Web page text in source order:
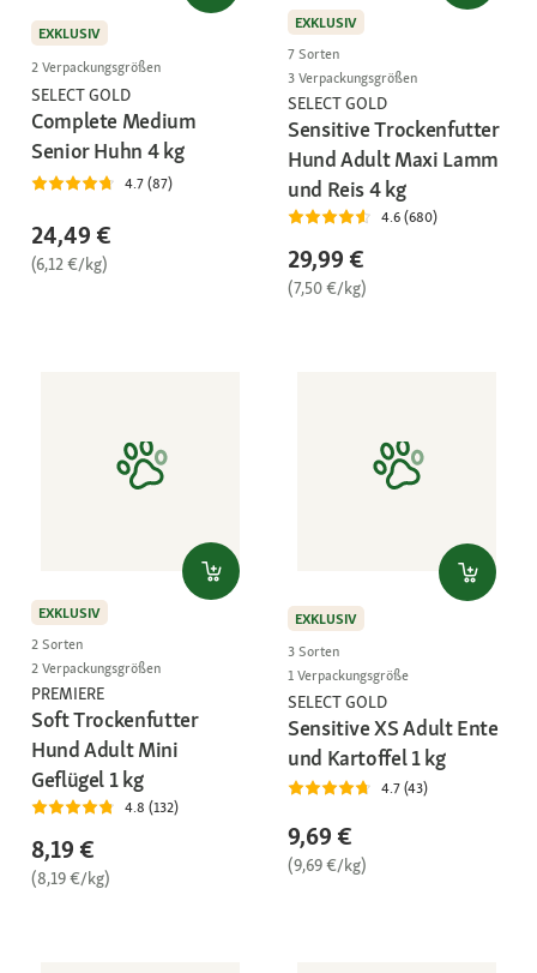
EXKLUSIV
2 Verpackungsgrößen
SELECT GOLD
Complete Medium
Senior Huhn 4 kg
4.7 (87)
24,49 €
(6,12 €/kg)
EXKLUSIV
7 Sorten
3 Verpackungsgrößen
SELECT GOLD
Sensitive Trockenfutter
Hund Adult Maxi Lamm
und Reis 4 kg
4.6 (680)
29,99 €
(7,50 €/kg)
EXKLUSIV
2 Sorten
2 Verpackungsgrößen
PREMIERE
Soft Trockenfutter
Hund Adult Mini
Geflügel 1 kg
4.8 (132)
8,19 €
(8,19 €/kg)
EXKLUSIV
3 Sorten
1 Verpackungsgröße
SELECT GOLD
Sensitive XS Adult Ente
und Kartoffel 1 kg
4.7 (43)
9,69 €
(9,69 €/kg)